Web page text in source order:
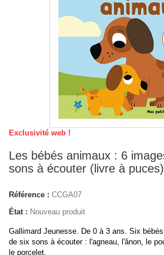
Exclusivité web !
Les bébés animaux : 6
sons à écouter (livre à puces)
Référence : CCGA07
État : Nouveau produit
Gallimard Jeunesse. De 0 à 3 ans. Six
de six sons à écouter : l'agneau, l'ânon, le
le porcelet.